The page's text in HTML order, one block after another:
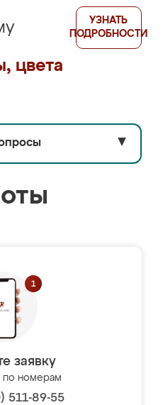
цвета
УЗНАТЬ
ПОДРОБНОСТИ
▼
заявку
по номерам
511-89-55